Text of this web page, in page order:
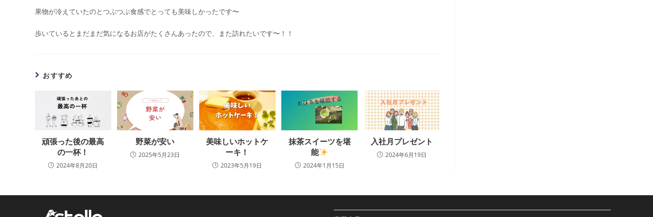
果物が冷えていたのとつぶつぶ食感でとっても美味しかったです〜
歩いているとまだまだ気になるお店がたくさんあったので、また訪れたいです〜！！
おすすめ
頑張った後の最高
の一杯！
2024年8月20日
野菜が安い
2025年5月23日
美味しいホットケ
ーキ！
2023年5月19日
抹茶スイーツを堪
能
2024年1月15日
入社月プレゼント
2024年6月19日